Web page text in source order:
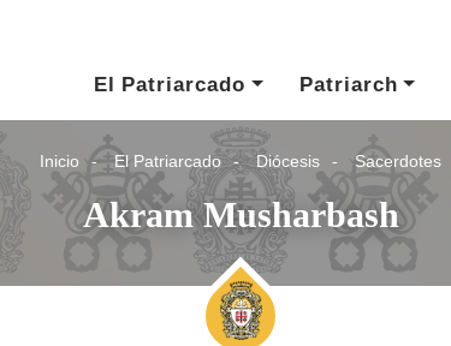
El Patriarcado
Patriarch
Inicio El Patriarcado Diócesis Sacerdotes
Akram Musharbash